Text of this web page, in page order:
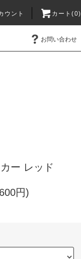
ウント カート(0)
お問い合わせ
ー レッド
円)